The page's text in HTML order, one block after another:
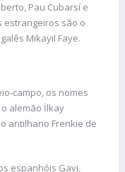
Pau Cubarsí e
estrangeiros são o
Mikayil Faye.
campo, os nomes
alemão İlkay
antilhano Frenkie de
espanhóis Gavi,